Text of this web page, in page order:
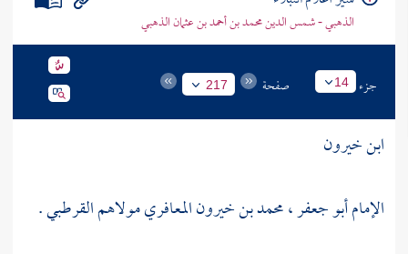
الذهبي - شمس الدين محمد بن أحمد بن عثمان الذهبي
جزء 14 صفحة 217
ابن خيرون
الإمام أبو جعفر ، محمد بن خيرون المعافري مولاهم القرطبي .